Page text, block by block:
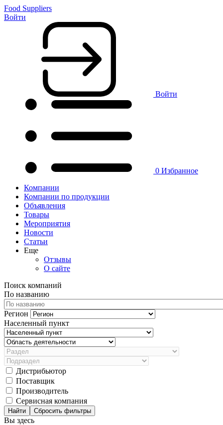
Food Suppliers
Войти
Войти
0 Избранное
Компании
Компании по продукции
Объявления
Товары
Мероприятия
Новости
Статьи
Еще
Отзывы
О сайте
Поиск компаний
По названию
Регион
Населенный пункт
Дистрибьютор
Поставщик
Производитель
Сервисная компания
Сбросить фильтры
Вы здесь